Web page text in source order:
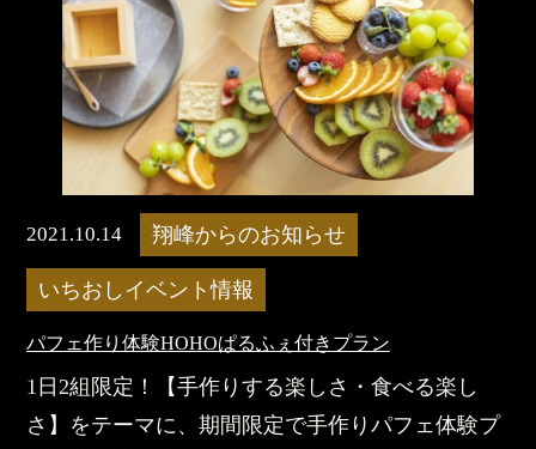
2021.10.14 翔峰からのお知らせ
いちおしイベント情報
パフェ作り体験HOHOぱるふぇ付きプラン
1日2組限定！【手作りする楽しさ・食べる楽し
さ】をテーマに、期間限定で手作りパフェ体験プ